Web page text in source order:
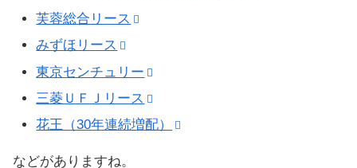
芙蓉総合リース
みずほリース
東京センチュリー
三菱ＵＦＪリース
花王（30年連続増配）
などがありますね。